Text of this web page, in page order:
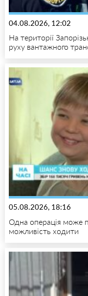
04.08.2026, 12:02
На території
руху вантажного
05.08.2026, 18:16
Одна операція може
можливість ходити